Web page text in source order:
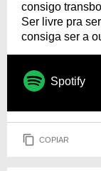
consigo
Ser livre pra
consiga ser a
Spotify
COPIAR